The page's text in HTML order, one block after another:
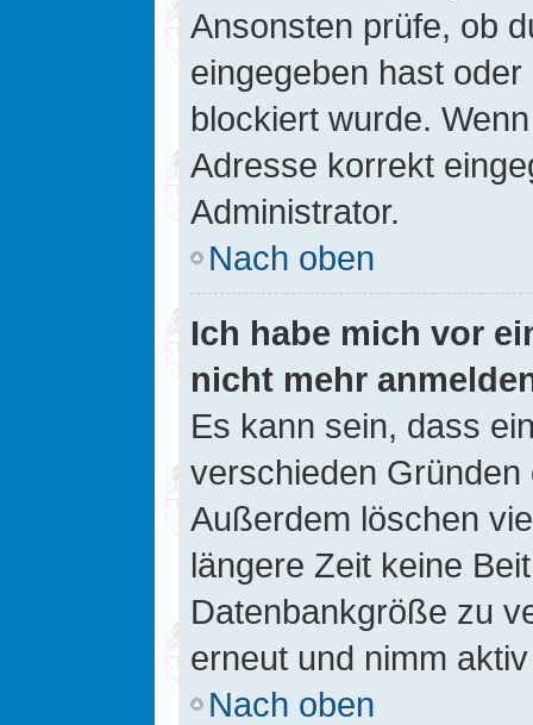
Ansonsten prüfe, ob
eingegeben hast
blockiert wurde.
Adresse korrekt
Administrator.
Nach oben
Ich habe mich vor
nicht mehr
Es kann sein, dass
verschieden
Außerdem löschen
längere Zeit keine
Datenbankgröße zu
erneut und nimm
Nach oben